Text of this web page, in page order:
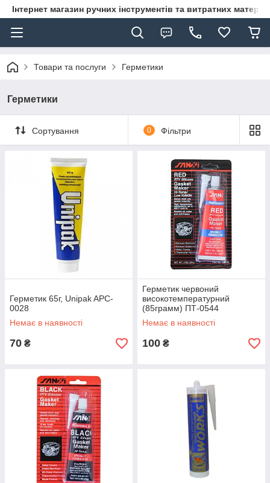
Інтернет магазин ручних інструментів та витратних
Товари та послуги Герметики
Герметики
Сортування 0 Фільтри
Герметик 65г, Unipak APC-
0028
Немає в наявності
70 ₴
Герметик червоний
високотемпературний
(85грамм) ПТ-0544
Немає в наявності
100 ₴